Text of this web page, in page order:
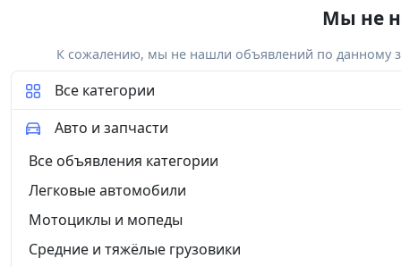
Мы не
К сожалению, мы не нашли объявлений по данному
Все категории
Авто и запчасти
Все объявления категории
Легковые автомобили
Мотоциклы и мопеды
Средние и тяжёлые грузовики